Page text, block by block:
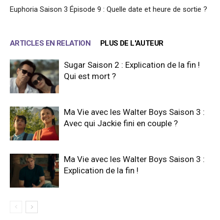
Euphoria Saison 3 Épisode 9 : Quelle date et heure de sortie ?
ARTICLES EN RELATION PLUS DE L'AUTEUR
Sugar Saison 2 : Explication de la fin !
Qui est mort ?
Ma Vie avec les Walter Boys Saison 3 :
Avec qui Jackie fini en couple ?
Ma Vie avec les Walter Boys Saison 3 :
Explication de la fin !